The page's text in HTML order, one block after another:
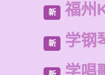
新 福州
新 学钢
学唱